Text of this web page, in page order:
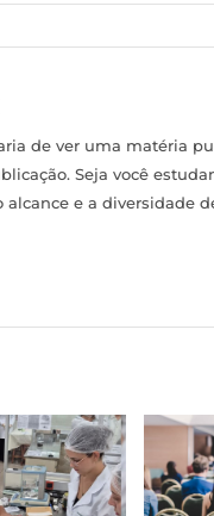
de ver uma matéria
Seja você
e a diversidade